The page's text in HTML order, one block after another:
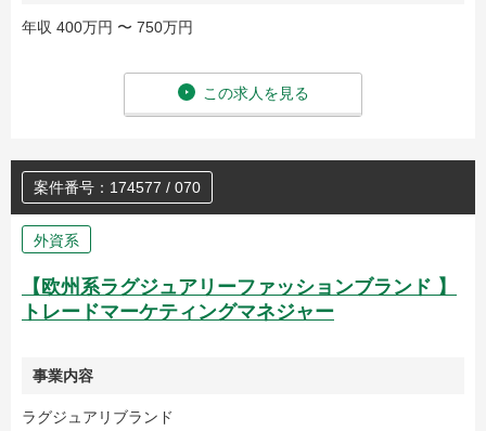
年収 400万円 〜 750万円
この求人を見る
案件番号：174577 / 070
外資系
【欧州系ラグジュアリーファッションブランド 】
トレードマーケティングマネジャー
事業内容
ラグジュアリブランド